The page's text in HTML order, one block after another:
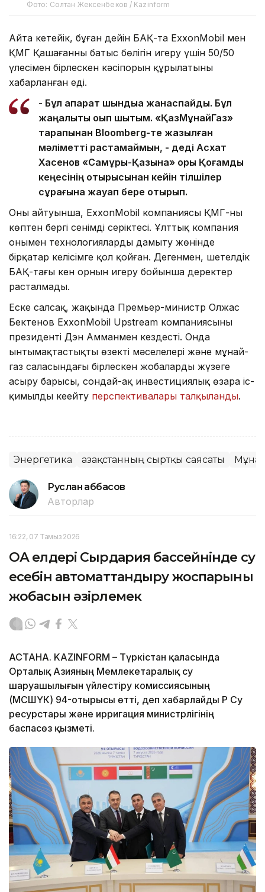
Фото: Солтан Жексенбеков / Kazinform
Айта кетейік, бұған дейін БАҚ-та ExxonMobil мен
ҚМГ Қашағанның батыс бөлігін игеру үшін 50/50
үлесімен бірлескен кәсіпорын құрылатыны
хабарланған еді.
- Бұл ақпарат шындыққа жанаспайды. Бұл
жаңалықты оқып шықтым. «ҚазМұнайГаз»
тарапынан Bloomberg-те жазылған
мәліметті растамаймын, - деді Асхат
Хасенов «Самұрық-Қазына» қоры Қоғамдық
кеңесінің отырысынан кейін тілшілер
сұрағына жауап бере отырып.
Оның айтуынша, ExxonMobil компаниясы ҚМГ-ның
көптен бергі сенімді серіктесі. Ұлттық компания
онымен технологияларды дамыту жөнінде
бірқатар келісімге қол қойған. Дегенмен, шетелдік
БАҚ-тағы кен орнын игеру бойынша деректер
расталмады.
Еске салсақ, жақында Премьер-министр Олжас
Бектенов ExxonMobil Upstream компаниясының
президенті Дэн Амманмен кездесті. Онда
ынтымақтастықтың өзекті мәселелері және мұнай-
газ саласындағы бірлескен жобаларды жүзеге
асыру барысы, сондай-ақ инвестициялық өзара іс-
қимылды кеңейту перспективалары талқыланды.
Энергетика Қазақстанның сыртқы саясаты
Руслан Ғаббасов
Авторлар
16:22, 07 Тамыз 2026
ОА елдері Сырдария бассейнінде су
есебін автоматтандыру жоспарының
жобасын әзірлемек
АСТАНА. KAZINFORM – Түркістан қаласында
Орталық Азияның Мемлекетаралық су
шаруашылығын үйлестіру комиссиясының
(МСШҮК) 94-отырысы өтті, деп хабарлайды ҚР Су
ресурстары және ирригация министрлігінің
баспасөз қызметі.